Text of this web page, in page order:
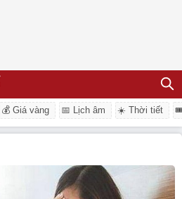
💰 Giá vàng 📅 Lịch âm ☀️ Thời tiết